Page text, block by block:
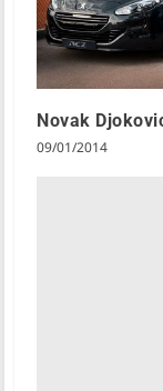
Novak
09/01/2014